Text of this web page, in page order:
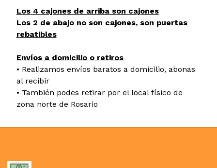
Los 4 cajones de arriba son cajones
Los 2 de abajo no son cajones, son puertas
rebatibles
Envíos a domicilio o retiros
• Realizamos envíos baratos a domicilio, abonas
al recibir
• También podes retirar por el local físico de
zona norte de Rosario